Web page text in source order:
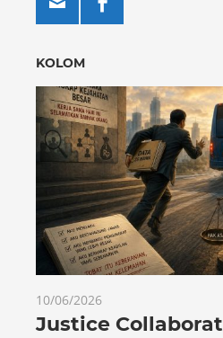
KOLOM
10/06/2026
Justice